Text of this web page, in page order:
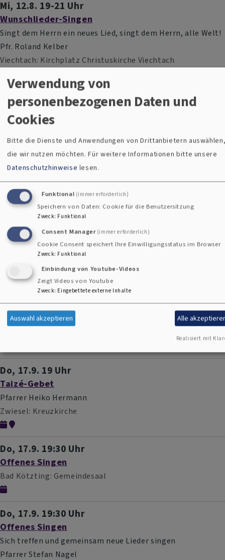
Mi, 12.8. 19-21 Uhr
Wunschlieder-Singen
Singt dem Herrn ein neues Lied, singt dem Herrn, alle Welt!
Pfr. Roland Kelber
Viechtach Kirchplatz Christuskirche Viechtach
Fr, 14.8. 17 Uhr
Dunkel & Licht
Zwiesel Kreuzkirche
Do, 27.8. 19 Uhr
Kantor Aurel v. Bismarck
Zwiesel Kreuzkirche
Di, 1.9. 17 Uhr
Musikalischer Aperitif
Bodenmais St Johanneskirche Bodenmais
So, 13.9. 19 Uhr
Konzert zum Deutschen Orgeltag
Do, 17.9. 19 Uhr
Taizé-Gebet
Pfarrer Heiko Hermann
Zwiesel Kreuzkirche
Do, 17.9. 19:30 Uhr
Offenes Singen
Bad Kötzting Gemeindesaal
Do, 17.9. 19:30 Uhr
Offenes Singen
Sich treffen und gemeinsam neue Lieder singen
Pfarrer Stefan Nagel
Verwendung von
personenbezogenen Daten und
Cookies
Bitte die Dienste und Anwendungen von Drittanbietern
die wir nutzen möchten.Für weitere Informationen bitte unsere
Datenschutzhinweise lesen.
Funktional (immer erforderlich)
Speichern von Daten: Cookie für die Benutzersitzung
Zweck: Funktional
Consent Manager (immer erforderlich)
Cookie Consent speichert Ihre Einwilligungsstatus im Browser
Zweck: Funktional
Einbindung von Youtube-Videos
Zeigt Videos von Youtube
Zweck: Eingebettete externe Inhalte
Auswahl akzeptieren Alle
Realisiert mit